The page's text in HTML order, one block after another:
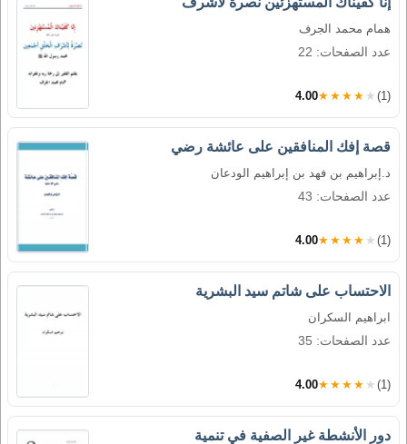
همام محمد الجرف
عدد الصفحات: 22
4.00★★★★★ (1)
قصة إفك المنافقين على عائشة رضي
د.إبراهيم بن فهد بن إبراهيم الودعان
عدد الصفحات: 43
4.00★★★★★ (1)
الاحتساب على شاتم سيد البشرية
ابراهيم السكران
عدد الصفحات: 35
4.00★★★★★ (1)
دور الأنشطة غير الصفية في تنمية